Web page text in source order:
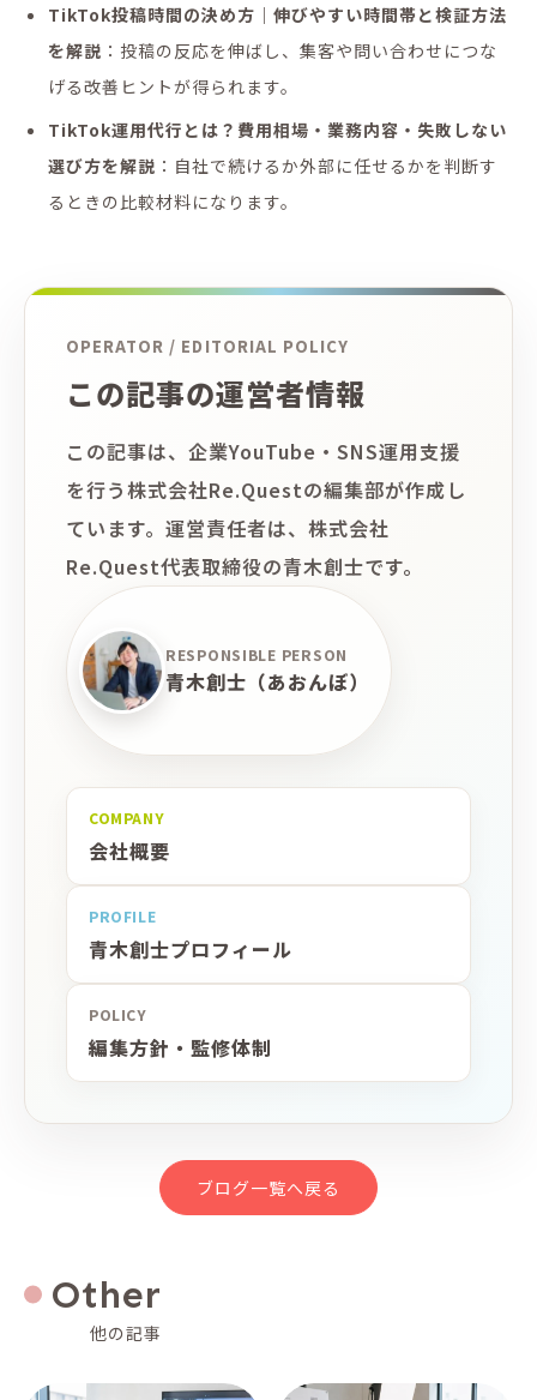
TikTok投稿時間の決め方｜伸びやすい時間帯と検証方法
を解説 ：投稿の反応を伸ばし、集客や問い合わせにつな
げる改善ヒントが得られます。
TikTok運用代行とは？費用相場・業務内容・失敗しない
選び方を解説 ：自社で続けるか外部に任せるかを判断す
るときの比較材料になります。
OPERATOR / EDITORIAL POLICY
この記事の運営者情報
この記事は、企業YouTube・SNS運用支援
を行う株式会社Re.Questの編集部が作成し
ています。運営責任者は、株式会社
Re.Quest代表取締役の青木創士です。
RESPONSIBLE PERSON
青木創士（あおんぼ）
COMPANY
会社概要
PROFILE
青木創士プロフィール
POLICY
編集方針・監修体制
ブログ一覧へ戻る
Other
他の記事